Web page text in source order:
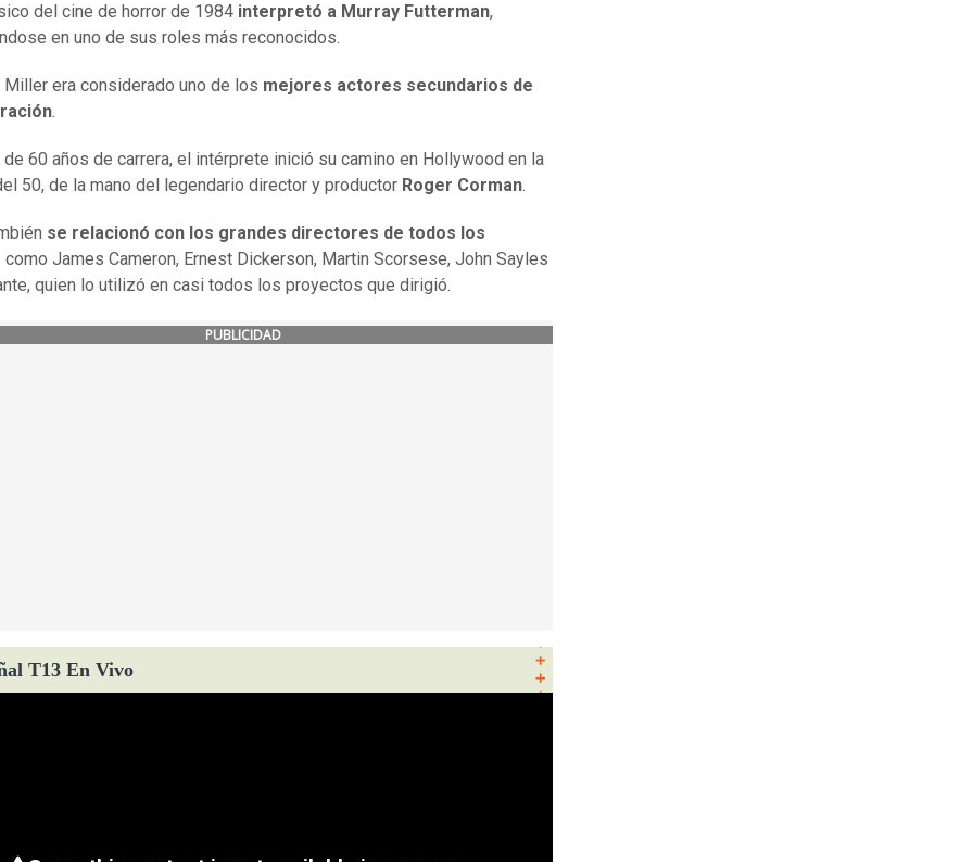
del cine de horror de 1984 interpretó a Murray Futterman,
en uno de sus roles más reconocidos.
Miller era considerado uno de los mejores actores secundarios de
.
de 60 años de carrera, el intérprete inició su camino en Hollywood en la
50, de la mano del legendario director y productor Roger Corman.
se relacionó con los grandes directores de todos los
como James Cameron, Ernest Dickerson, Martin Scorsese, John Sayles
quien lo utilizó en casi todos los proyectos que dirigió.
PUBLICIDAD
T13 En Vivo